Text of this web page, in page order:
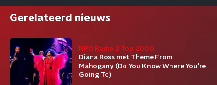
Gerelateerd nieuws
NPO Radio 2 Top 2000
Diana Ross met Theme From
Mahogany (Do You Know Where You're
Going To)